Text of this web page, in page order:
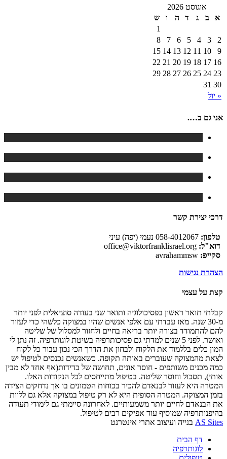
אוגוסט 2026
א
ב ג ד ה ו ש
« יול
1
2
3
4
5
6
7
8
9
10
11
12
13
14
15
16
17
18
19
20
21
22
23
24
25
26
27
28
29
30
31
אני גם ב….
דרכי יצירת קשר
טלפון:
דוא"ל:
סקייפ:
הצהרת נגישות
קצת על עצמי
קבלתי תואר ראשון בפסיכולוגיה ותואר שני בעודה סוציאלית לפני יותר
מ-30 שנה. מאז עבדתי עם אלפי אנשים שהיו במצוקה כלשהי כדי לעזור
להם להתמודד בצורה יותר בריאה בחיים ולחזור למסלול של שליטה
ואושר. לפני 5 שנים למדתי גם פסיכותרפיה בשיטת לוגותרפיה. זה נתן לי
המון כלים בללמוד את הלקוח ולבחון את הדרך הכי נכון עבור כל לקוח
לצאת מהמצוקה שעוברים באותה תקופה. כשאנשים נכנסים לטיפול יש
כמה מכנים משותפים - חוסר אונים, תחושה של בדידות(אף אחד לא מבין
אותי), תסכול וחוסר שליטה. בטיפול מתייחסים לכל הנקודות האלו.
המטרה היא לעזור לבנאדם להכיר בכוחות הטמונים בו אך נדחקים הצידה
בזמן המצוקה. המטרה הסופית היא לא רק טיפול במצוקה אלא גם ללוות
את הבנאדם לחיים יותר משמעותיים. לאחרונה סיימתי גם לימודי תעודה
בהיפנותרפיה שמוסיף עוד אפיקים רבים לטיפול.
AS Sites בנייה ועיצוב אתרי אינטרנט
דף הבית
לוגותרפיה